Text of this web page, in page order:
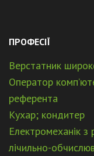
ПРОФЕСІЇ
Верстатник
Оператор
референта
Кухар; кондитер
Електромеханік з
лічильно-